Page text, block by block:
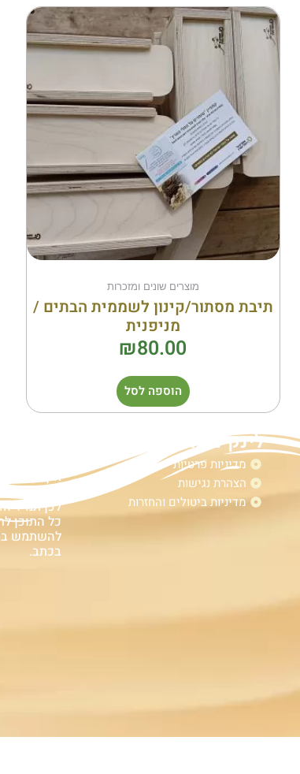
מוצרים שונים ומזכרות
תיבת מסתור/קינון לשממית הבתים /
מניפנית
₪80.00
הוספה לסל
לינקים נוספים
מדיניות פרטיות
הצהרת נגישות
מדיניות ביטולים והחזרות
במוצרים
אין המלצה
עלולה
לכן תמיד
כל התוכן
להשתמש
בכתב.